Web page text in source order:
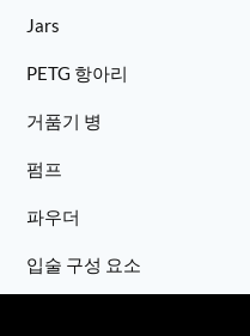
Jars
PETG 항아리
거품기 병
펌프
파우더
입술 구성 요소